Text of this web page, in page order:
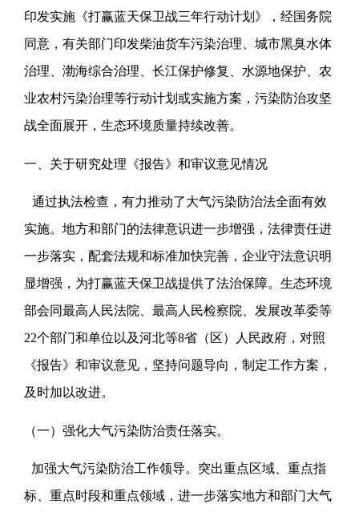
印发实施《打赢蓝天保卫战三年行动计划》，经国务院
同意，有关部门印发柴油货车污染治理、城市黑臭水体
治理、渤海综合治理、长江保护修复、水源地保护、农
业农村污染治理等行动计划或实施方案，污染防治攻坚
战全面展开，生态环境质量持续改善。
一、关于研究处理《报告》和审议意见情况
通过执法检查，有力推动了大气污染防治法全面有效
实施。地方和部门的法律意识进一步增强，法律责任进
一步落实，配套法规和标准加快完善，企业守法意识明
显增强，为打赢蓝天保卫战提供了法治保障。生态环境
部会同最高人民法院、最高人民检察院、发展改革委等
22个部门和单位以及河北等8省（区）人民政府，对照
《报告》和审议意见，坚持问题导向，制定工作方案，
及时加以改进。
（一）强化大气污染防治责任落实。
加强大气污染防治工作领导。突出重点区域、重点指
标、重点时段和重点领域，进一步落实地方和部门大气